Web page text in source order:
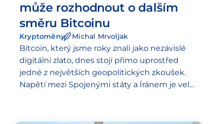
může rozhodnout o dalším
směru Bitcoinu
Kryptoměny Michal Mrvoljak
Bitcoin, který jsme roky znali jako nezávislé
digitální zlato, dnes stojí přímo uprostřed
jedné z největších geopolitických zkoušek.
Napětí mezi Spojenými státy a Íránem je velká